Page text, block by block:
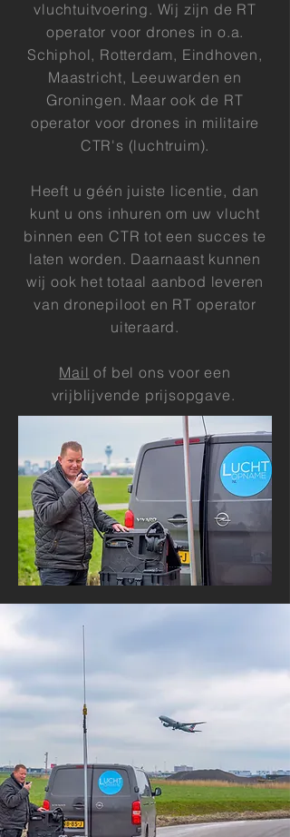
vluchtuitvoering. Wij zijn de RT
operator voor drones in o.a.
Schiphol, Rotterdam, Eindhoven,
Maastricht, Leeuwarden en
Groningen. Maar ook de RT
operator voor drones in militaire
CTR's (luchtruim).
Heeft u géén juiste licentie, dan
kunt u ons inhuren om uw vlucht
binnen een CTR tot een succes te
laten worden. Daarnaast kunnen
wij ook het totaal aanbod leveren
van dronepiloot en RT operator
uiteraard.
Mail of bel ons voor een
vrijblijvende prijsopgave.